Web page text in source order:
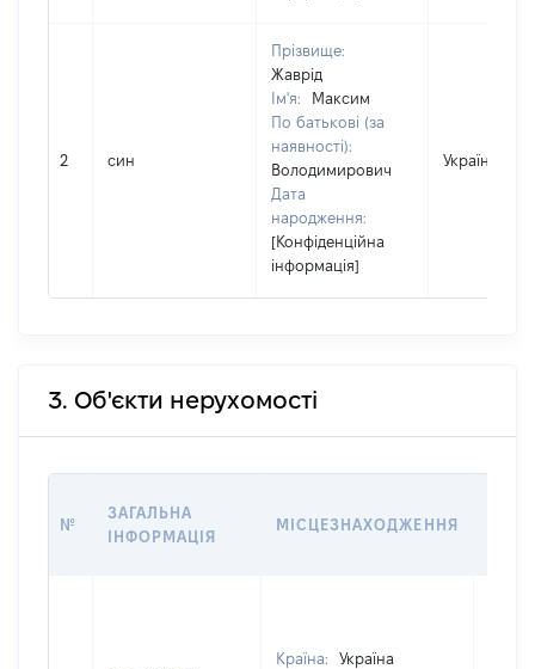
2 син
Прізвище:
Жаврід
Ім'я:
Максим
По батькові (за
наявності):
Володимирович
Дата
народження:
[Конфіденційна
інформація]
Україна
3. Об'єкти нерухомості
№
ЗАГАЛЬНА
ІНФОРМАЦІЯ
МІСЦЕЗНАХОДЖЕННЯ
Країна:
Україна